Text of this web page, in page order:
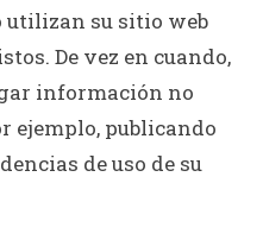
utilizan su sitio web
De vez en cuando,
información no
ejemplo, publicando
de uso de su